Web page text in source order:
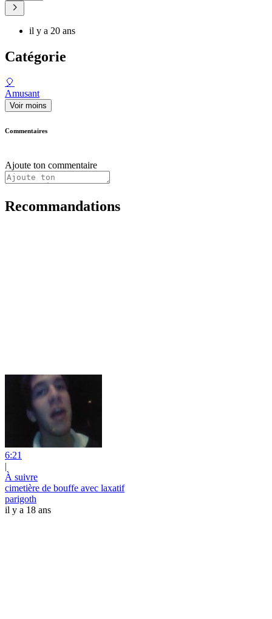
il y a 20 ans
Catégorie
🎈
Amusant
Voir moins
Commentaires
Ajoute ton commentaire
Recommandations
6:21
|
À suivre
cimetière de bouffe avec laxatif
parigoth
il y a 18 ans